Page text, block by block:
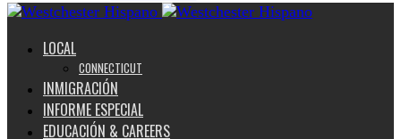
LOCAL
CONNECTICUT
INMIGRACIÓN
INFORME ESPECIAL
EDUCACIÓN & CAREERS